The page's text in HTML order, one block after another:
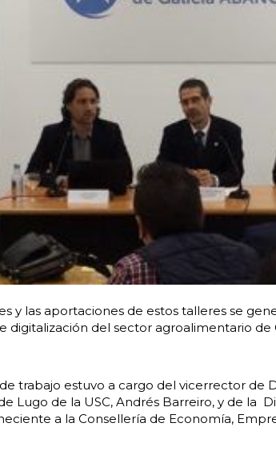
y las aportaciones de estos talleres se
digitalización del sector agroalimentario de
trabajo estuvo a cargo del vicerrector de
Lugo de la USC, Andrés Barreiro, y de la
a la Consellería de Economía,